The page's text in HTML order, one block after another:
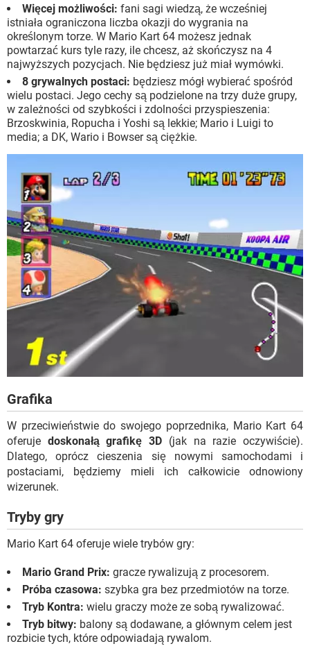
Więcej możliwości: fani sagi wiedzą, że wcześniej
istniała ograniczona liczba okazji do wygrania na
określonym torze. W Mario Kart 64 możesz jednak
powtarzać kurs tyle razy, ile chcesz, aż skończysz na 4
najwyższych pozycjach. Nie będziesz już miał wymówki.
8 grywalnych postaci: będziesz mógł wybierać spośród
wielu postaci. Jego cechy są podzielone na trzy duże grupy,
w zależności od szybkości i zdolności przyspieszenia:
Brzoskwinia, Ropucha i Yoshi są lekkie; Mario i Luigi to
media; a DK, Wario i Bowser są ciężkie.
Grafika
W przeciwieństwie do swojego poprzednika, Mario Kart 64
oferuje doskonałą grafikę 3D (jak na razie oczywiście).
Dlatego, oprócz cieszenia się nowymi samochodami i
postaciami, będziemy mieli ich całkowicie odnowiony
wizerunek.
Tryby gry
Mario Kart 64 oferuje wiele trybów gry:
Mario Grand Prix: gracze rywalizują z procesorem.
Próba czasowa: szybka gra bez przedmiotów na torze.
Tryb Kontra: wielu graczy może ze sobą rywalizować.
Tryb bitwy: balony są dodawane, a głównym celem jest
rozbicie tych, które odpowiadają rywalom.